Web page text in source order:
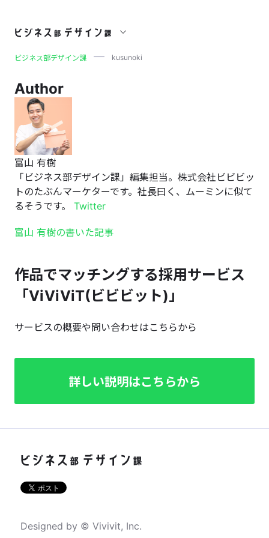
kusunoki
ビジネス部デザイン課 kusunoki
Author
富山 有樹
「ビジネス部デザイン課」編集担当。株式会社ビビビッ
トのたぶんマーケターです。社長曰く、ムーミンに似て
るそうです。 Twitter
富山 有樹の書いた記事
作品でマッチングする採用サービス
「ViViViT(ビビビット)」
サービスの概要や問い合わせはこちらから
詳しい説明はこちらから
Designed by © Vivivit, Inc.